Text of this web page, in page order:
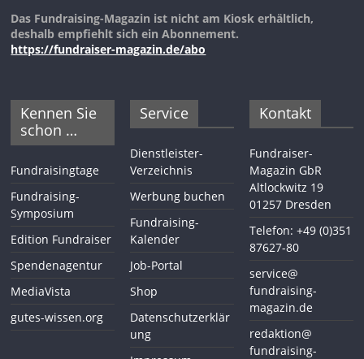
Das Fundraising-Magazin ist nicht am Kiosk erhältlich,
deshalb empfiehlt sich ein Abonnement.
https://fundraiser-magazin.de/abo
Kennen Sie
schon …
Fundraisingtage
Fundraising-
Symposium
Edition Fundraiser
Spendenagentur
MediaVista
gutes-wissen.org
Service
Dienstleister-
Verzeichnis
Werbung buchen
Fundraising-
Kalender
Job-Portal
Shop
Datenschutzerklär
ung
Kontakt
Fundraiser-
Magazin GbR
Altlockwitz 19
01257 Dresden
Telefon: +49 (0)351
87627-80
service@
fundraising-
magazin.de
redaktion@
fundraising-